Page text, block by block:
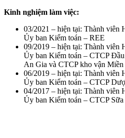
Kinh nghiệm làm việc:
03/2021 – hiện tại: Thành
Ủy ban Kiểm toán – REE
09/2019 – hiện tại: Thành
Ủy ban Kiểm toán – CTCP
An Gia và CTCP kho vận
06/2019 – hiện tại: Thành
Ủy ban Kiểm toán – CTCP
04/2017 – hiện tại: Thành
Ủy ban Kiểm toán – CTCP